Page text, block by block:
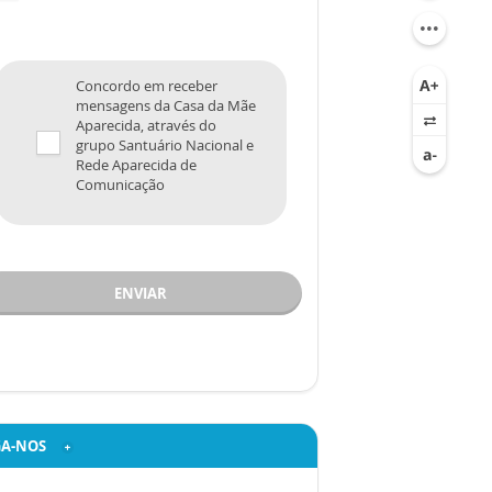
Concordo em receber
mensagens da Casa da Mãe
Aparecida, através do
grupo Santuário Nacional e
Rede Aparecida de
Comunicação
ENVIAR
NOS